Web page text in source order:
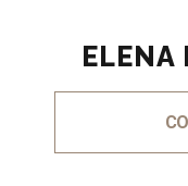
ELENA